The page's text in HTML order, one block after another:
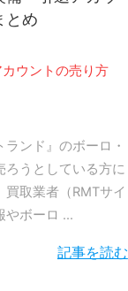
とめ
カウントの売り方
ンド』のボーロ・
ろうとしている方に
取業者（RMTサイ
やボーロ ...
記事を読む